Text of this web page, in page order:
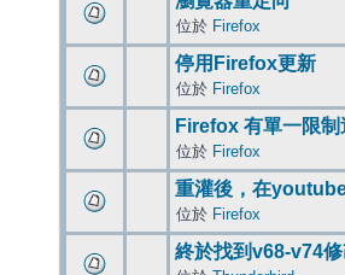
位於 Firefox
停用Firefox更新
位於 Firefox
Firefox 有單一限
位於 Firefox
重灌後，在
位於 Firefox
終於找到v68-v74